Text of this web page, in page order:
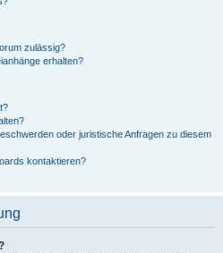
zulässig?
erhalten?
oder juristische Anfragen zu diesem
kontaktieren?